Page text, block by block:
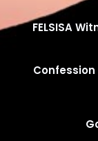
FELSISA